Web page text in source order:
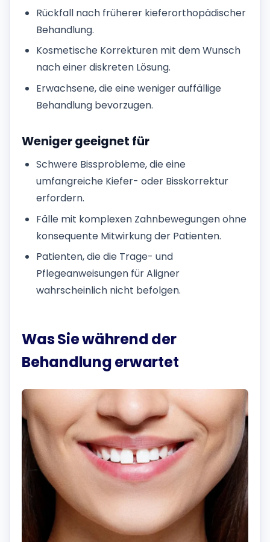
Rückfall nach früherer kieferorthopädischer
Behandlung.
Kosmetische Korrekturen mit dem Wunsch
nach einer diskreten Lösung.
Erwachsene, die eine weniger auffällige
Behandlung bevorzugen.
Weniger geeignet für
Schwere Bissprobleme, die eine
umfangreiche Kiefer- oder Bisskorrektur
erfordern.
Fälle mit komplexen Zahnbewegungen ohne
konsequente Mitwirkung der Patienten.
Patienten, die die Trage- und
Pflegeanweisungen für Aligner
wahrscheinlich nicht befolgen.
Was Sie während der
Behandlung erwartet